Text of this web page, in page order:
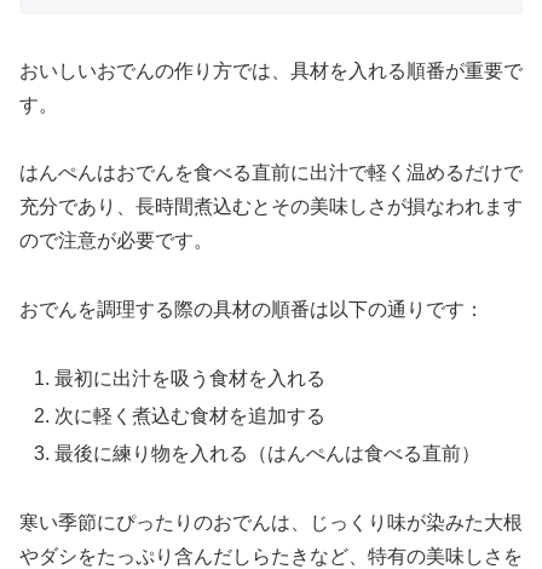
おいしいおでんの作り方では、具材を入れる順番が重要で
す。
はんぺんはおでんを食べる直前に出汁で軽く温めるだけで
充分であり、長時間煮込むとその美味しさが損なわれます
ので注意が必要です。
おでんを調理する際の具材の順番は以下の通りです：
最初に出汁を吸う食材を入れる
次に軽く煮込む食材を追加する
最後に練り物を入れる（はんぺんは食べる直前）
寒い季節にぴったりのおでんは、じっくり味が染みた大根
やダシをたっぷり含んだしらたきなど、特有の美味しさを